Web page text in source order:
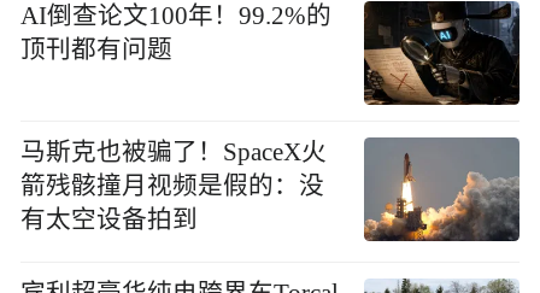
AI倒查论文100年！99.2%的
顶刊都有问题
马斯克也被骗了！SpaceX火
箭残骸撞月视频是假的：没
有太空设备拍到